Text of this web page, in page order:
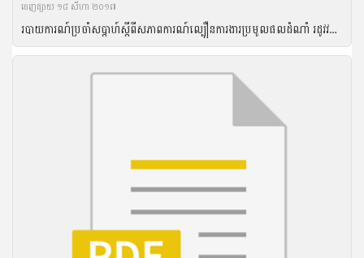
ចេញ​ផ្សាយ​ ១៨ សីហា ២០១៧
របាយការណ៍ប្រចាំសប្តាហ៍ស្តីពីសភាពការណ៍ល្បឿនការងារប្រមូលផលដំណាំ រដូវវស្សា ឆ្នាំ២០១៦ និងល្បឿនការងារបង្កបង្កើនផលដំណាំរដូវប្រាំងឆ្នាំ ២០១៦